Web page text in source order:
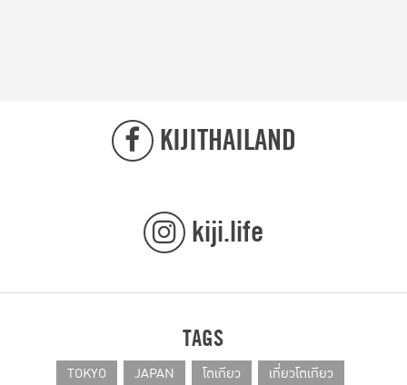
kiji.life
KIJITHAILAND
TAGS
TOKYO JAPAN โตเกียว
เที่ยวโตเกียว